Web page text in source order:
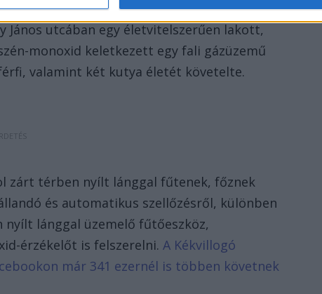
János utcában egy életvitelszerűen lakott,
monoxid keletkezett egy fali gázüzemű
valamint két kutya életét követelte.
zárt térben nyílt lánggal fűtenek, főznek
és automatikus szellőzésről, különben
nyílt lánggal üzemelő fűtőeszköz,
érzékelőt is felszerelni.A Kékvillogó
már 341 ezernél is többen követnek